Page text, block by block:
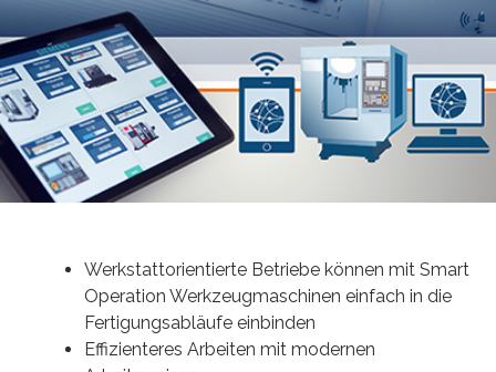
Werkstattorientierte Betriebe können mit Smart
Operation Werkzeugmaschinen einfach in die
Fertigungsabläufe einbinden
Effizienteres Arbeiten mit modernen